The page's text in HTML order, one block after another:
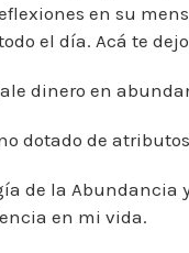
en su
el día. Acá te
dinero en
dotado de
de la
en mi vida.